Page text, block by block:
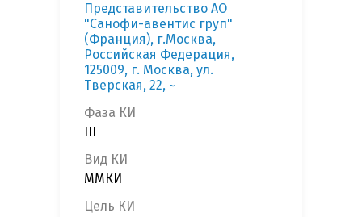
Представительство АО
"Санофи-авентис груп"
(Франция), г.Москва,
Российская Федерация,
125009, г. Москва, ул.
Тверская, 22, ~
Фаза КИ
Вид КИ
ММКИ
Цель КИ